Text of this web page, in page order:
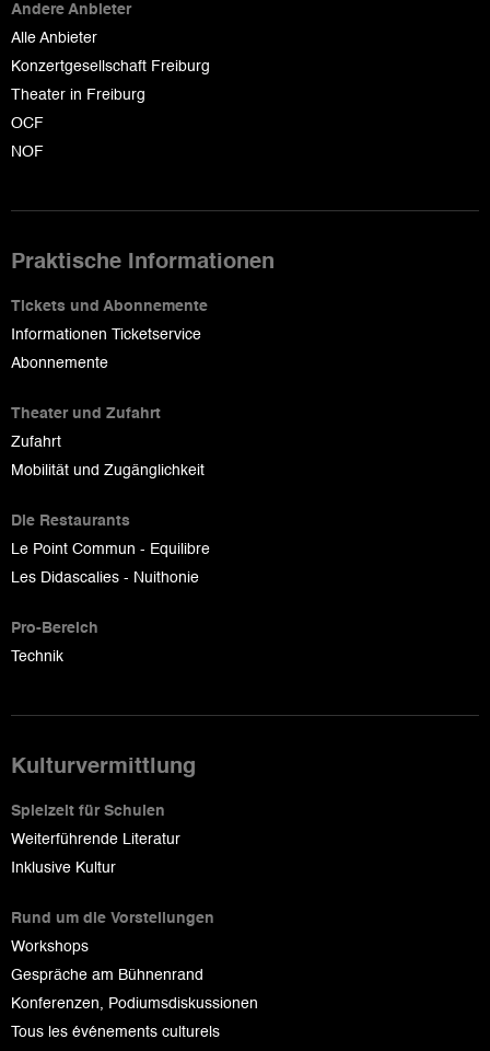
Andere Anbieter
Alle Anbieter
Konzertgesellschaft Freiburg
Theater in Freiburg
OCF
NOF
Praktische Informationen
Tickets und Abonnemente
Informationen Ticketservice
Abonnemente
Theater und Zufahrt
Zufahrt
Mobilität und Zugänglichkeit
Die Restaurants
Le Point Commun - Equilibre
Les Didascalies - Nuithonie
Pro-Bereich
Technik
Kulturvermittlung
Spielzeit für Schulen
Weiterführende Literatur
Inklusive Kultur
Rund um die Vorstellungen
Workshops
Gespräche am Bühnenrand
Konferenzen, Podiumsdiskussionen
Tous les événements culturels